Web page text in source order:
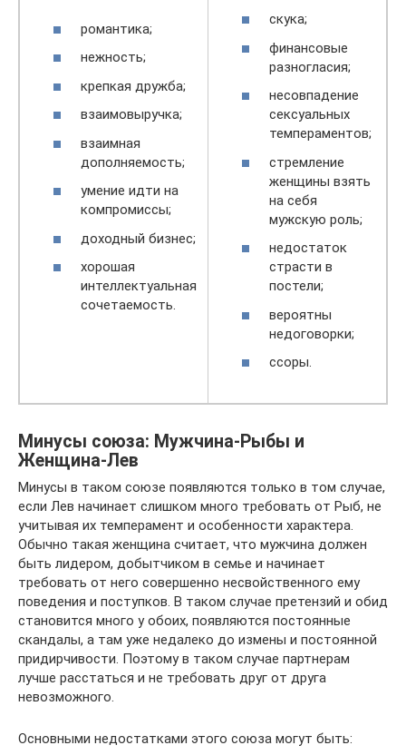
романтика;
нежность;
крепкая дружба;
взаимовыручка;
взаимная
дополняемость;
умение идти на
компромиссы;
доходный бизнес;
хорошая
интеллектуальная
сочетаемость.
скука;
финансовые
разногласия;
несовпадение
сексуальных
темпераментов;
стремление
женщины взять
на себя
мужскую роль;
недостаток
страсти в
постели;
вероятны
недоговорки;
ссоры.
Mинуcы coюзa: Mужчинa-Pыбы и
Жeнщинa-Лев
Минусы в таком союзе появляются только в том случае,
если Лев начинает слишком много требовать от Рыб, не
учитывая их темперамент и особенности характера.
Обычно такая женщина считает, что мужчина должен
быть лидером, добытчиком в семье и начинает
требовать от него совершенно несвойственного ему
поведения и поступков. В таком случае претензий и обид
становится много у обоих, появляются постоянные
скандалы, а там уже недалеко до измены и постоянной
придирчивости. Поэтому в таком случае партнерам
лучше расстаться и не требовать друг от друга
невозможного.
Основными недостатками этого союза могут быть: